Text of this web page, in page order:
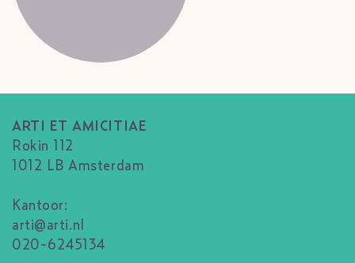
ARTI ET AMICITIAE
Rokin 112
1012 LB Amsterdam
Kantoor:
arti@arti.nl
020-6245134